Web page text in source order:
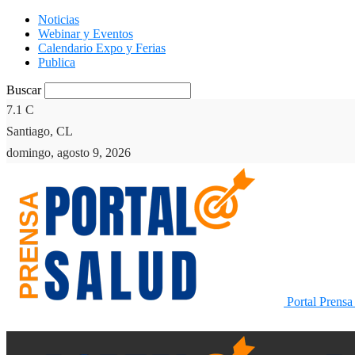
Noticias
Webinar y Eventos
Calendario Expo y Ferias
Publica
Buscar
7.1 C
Santiago, CL
domingo, agosto 9, 2026
Portal